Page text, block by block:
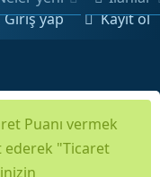
Giriş yap Kayıt ol
Puanı vermek
"Ticaret